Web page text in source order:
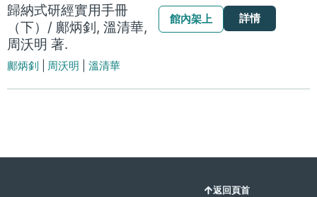
歸納式研經實用手冊
（下）/ 鄺炳釗, 溫清華,
周沃明 著.
鄺炳釗 周沃明 溫清華
館內架上 詳情
返回頁首